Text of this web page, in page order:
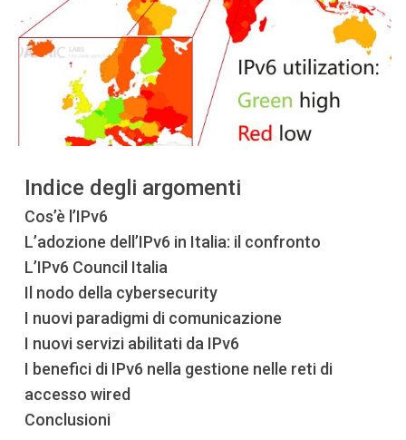
Indice degli argomenti
Cos’è l’IPv6
L’adozione dell’IPv6 in Italia: il confronto
L’IPv6 Council Italia
Il nodo della cybersecurity
I nuovi paradigmi di comunicazione
I nuovi servizi abilitati da IPv6
I benefici di IPv6 nella gestione nelle reti di
accesso wired
Conclusioni